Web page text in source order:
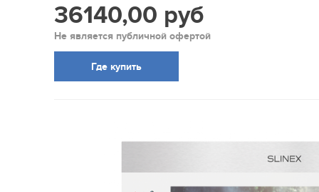
36140,00 руб
Не является публичной офертой
Где купить